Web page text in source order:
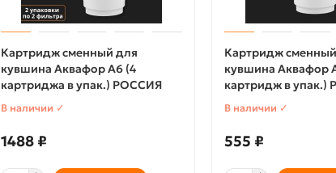
Картридж сменный для
кувшина Аквафор A6 (4
картриджа в упак.) РОССИЯ
В наличии ✓
1488 ₽
Картридж
кувшина Аквафор
картридж в упак.)
В наличии ✓
555 ₽